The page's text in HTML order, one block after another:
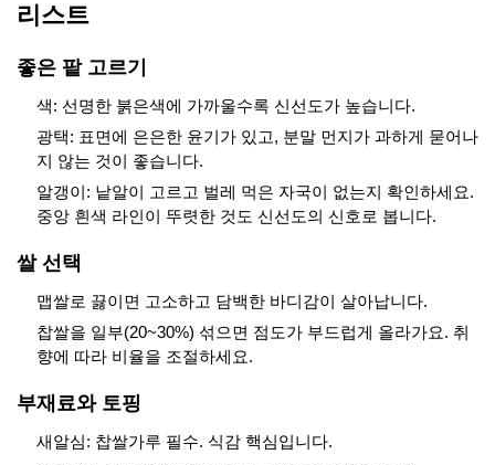
리스트
좋은 팥 고르기
색: 선명한 붉은색에 가까울수록 신선도가 높습니다.
광택: 표면에 은은한 윤기가 있고, 분말 먼지가 과하게 묻어나
지 않는 것이 좋습니다.
알갱이: 낱알이 고르고 벌레 먹은 자국이 없는지 확인하세요.
중앙 흰색 라인이 뚜렷한 것도 신선도의 신호로 봅니다.
쌀 선택
맵쌀로 끓이면 고소하고 담백한 바디감이 살아납니다.
찹쌀을 일부(20~30%) 섞으면 점도가 부드럽게 올라가요. 취
향에 따라 비율을 조절하세요.
부재료와 토핑
새알심: 찹쌀가루 필수. 식감 핵심입니다.